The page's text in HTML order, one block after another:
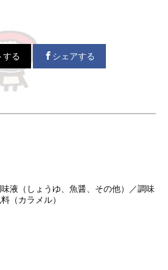
する シェアする
液（しょうゆ、魚醤、その他）／調味
（カラメル）